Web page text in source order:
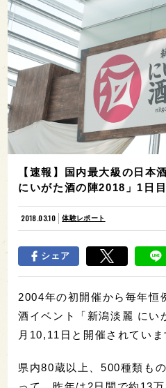
【速報】国内最大級の日本
にいがた酒の陣2018」1日
2018.03.10 体験レポート
シェア
2004年の初開催から毎年恒
酒イベント「新潟淡麗 にい
月10,11日と開催されていま
県内80蔵以上、500種類も